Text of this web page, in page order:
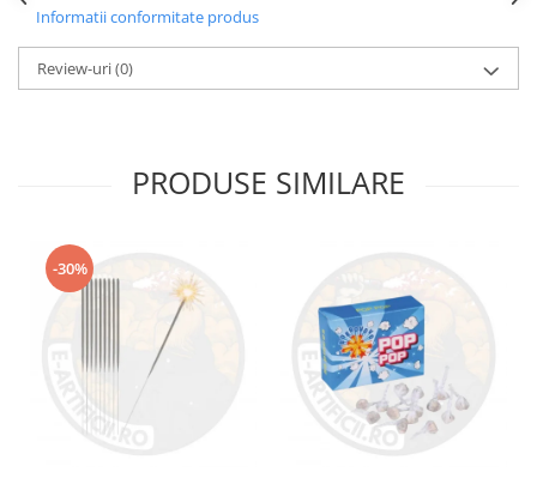
Informatii conformitate produs
Review-uri(0)
PRODUSE SIMILARE
-30%